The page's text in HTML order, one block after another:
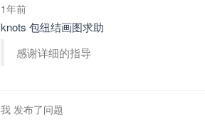
1年前
knots 包纽结画图求助
感谢详细的指导
我 发布了问题